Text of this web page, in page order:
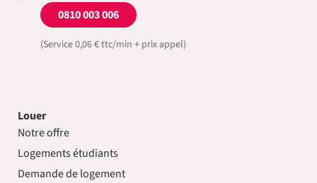
0810 003 006
(Service 0,06 € ttc/min + prix appel)
Louer
Notre offre
Logements étudiants
Demande de logement